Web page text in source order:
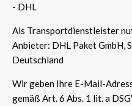
- DHL
Als Transportdienstleister
Anbieter: DHL Paket GmbH,
Deutschland
Wir geben Ihre E-Mail-
gemäß Art. 6 Abs. 1 lit. a